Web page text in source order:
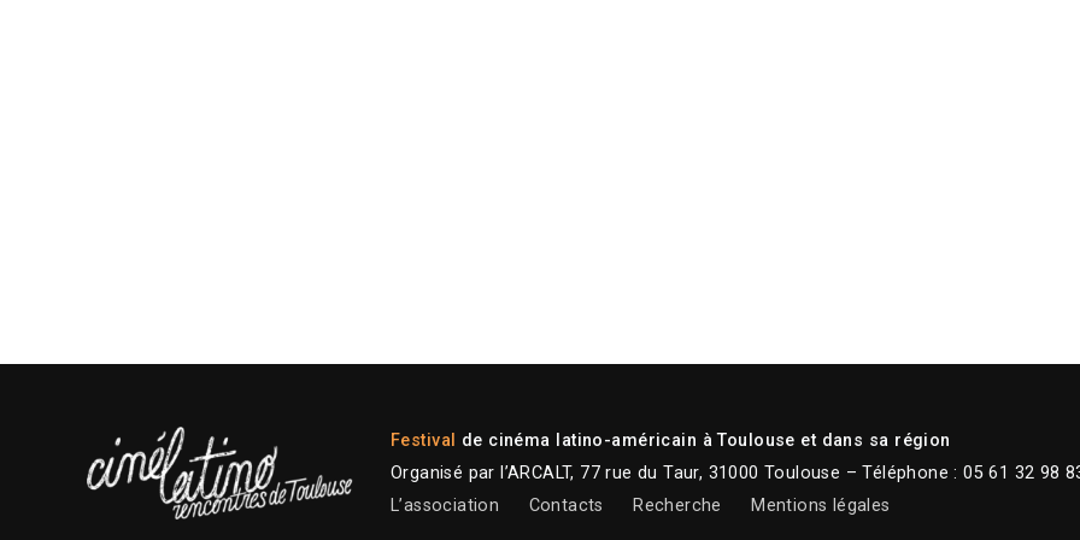
Festival de cinéma latino-américain à Toulouse et dans sa région
Organisé par l’ARCALT, 77 rue du Taur, 31000 Toulouse – Téléphone : 05 61 32 98
L’association
Contacts Recherche Mentions légales